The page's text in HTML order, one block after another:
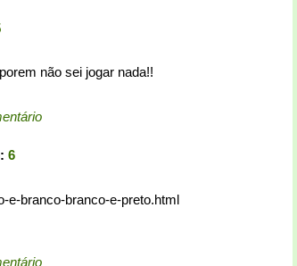
não sei jogar nada!!
6
e-branco-branco-e-preto.html